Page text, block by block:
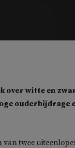
over witte en
ouderbijdrage
twee